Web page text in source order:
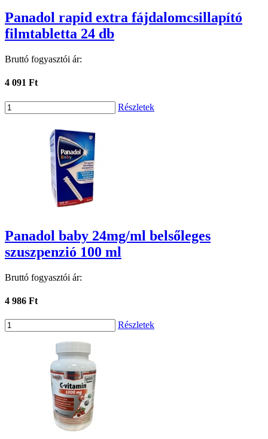
Panadol rapid extra fájdalomcsillapító
filmtabletta 24 db
Bruttó fogyasztói ár:
4 091 Ft
Részletek
Panadol baby 24mg/ml belsőleges
szuszpenzió 100 ml
Bruttó fogyasztói ár:
4 986 Ft
Részletek